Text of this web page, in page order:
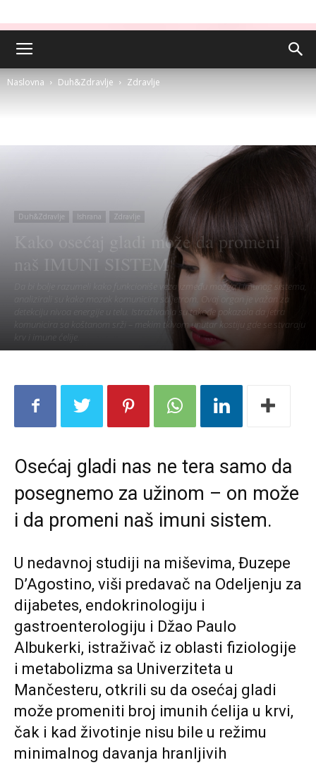
Naslovna Duh&Zdravlje Zdravlje
Duh&Zdravlje Ishrana Zdravlje
Kako osećaj gladi može da promeni
naš IMUNI SISTEM
Da bi bolje razumeli kako funkcioniše veza između mozga i imunog sistema,
analizirali su kako mozak komunicira sa jetrom. Ovaj organ je važan za
detekciju nivoa energije u telu. Istraživanja su takođe pokazala da jetra
komunicira sa koštanom srži – mekim tkivom unutar kostiju gde se stvaraju
krv i imune ćelije.
Osećaj gladi nas ne tera samo da
posegnemo za užinom – on može
i da promeni naš imuni sistem.
U nedavnoj studiji na miševima, Đuzepe
D’Agostino, viši predavač na Odeljenju za
dijabetes, endokrinologiju i
gastroenterologiju i Džao Paulo
Albukerki, istraživač iz oblasti fiziologije
i metabolizma sa Univerziteta u
Mančesteru, otkrili su da osećaj gladi
može promeniti broj imunih ćelija u krvi,
čak i kad životinje nisu bile u režimu
minimalnog davanja hranljivih